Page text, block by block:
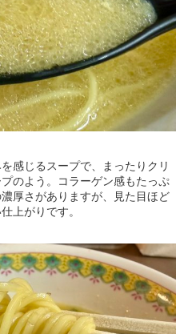
感じるスープで、まったりクリ
のよう。コラーゲン感もたっぷ
厚さがありますが、見た目ほど
上がりです。